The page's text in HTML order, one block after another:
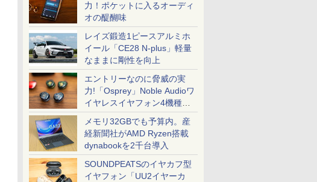
力！ポケットに入るオーディ
オの醍醐味
レイズ鍛造1ピースアルミホ
イール「CE28 N-plus」軽量
なままに剛性を向上
エントリーなのに脅威の実
力!「Osprey」Noble Audioワ
イヤレスイヤフォン4機種を
一気に聴く
メモリ32GBでも予算内。産
経新聞社がAMD Ryzen搭載
dynabookを2千台導入
SOUNDPEATSのイヤカフ型
イヤフォン「UU2イヤーカ